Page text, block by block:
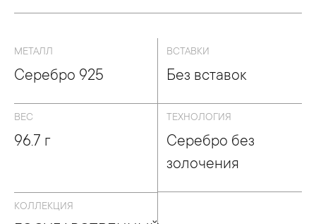
МЕТАЛЛ
Серебро 925
ВСТАВКИ
Без вставок
ВЕС
96.7 г
ТЕХНОЛОГИЯ
Серебро без
золочения
КОЛЛЕКЦИЯ